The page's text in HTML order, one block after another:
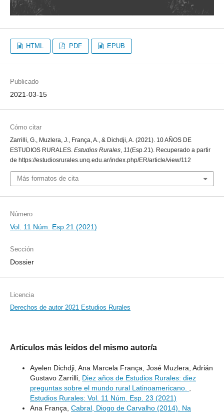
HTML PDF EPUB
Publicado
2021-03-15
Cómo citar
Zarrilli, G., Muzlera, J., França, A., & Dichdji, A. (2021). 10 AÑOS DE
ESTUDIOS RURALES. Estudios Rurales, 11(Esp.21). Recuperado a partir
de https://estudiosrurales.unq.edu.ar/index.php/ER/article/view/112
Más formatos de cita
Número
Vol. 11 Núm. Esp.21 (2021)
Sección
Dossier
Licencia
Derechos de autor 2021 Estudios Rurales
Artículos más leídos del mismo autor/a
Ayelen Dichdji, Ana Marcela França, José Muzlera, Adrián
Gustavo Zarrilli, Diez años de Estudios Rurales: diez
preguntas sobre el mundo rural Latinoamericano.
Estudios Rurales: Vol. 11 Núm. Esp. 23 (2021)
Ana França, Cabral, Diogo de Carvalho (2014). Na